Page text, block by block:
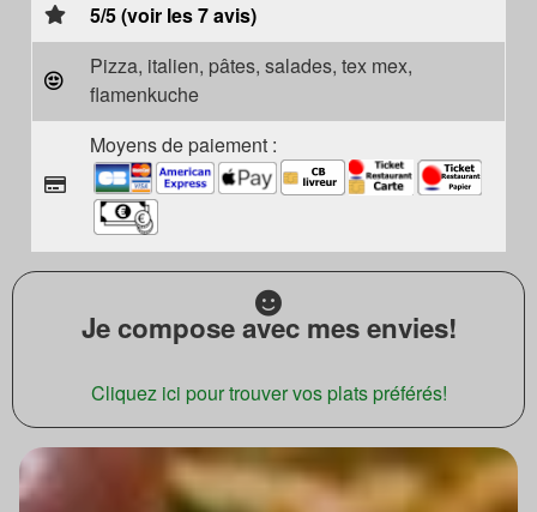
5/5 (voir les 7 avis)
Pizza, italien, pâtes, salades, tex mex,
flamenkuche
Moyens de paiement :
Je compose avec mes envies!
Cliquez ici pour trouver vos plats préférés!